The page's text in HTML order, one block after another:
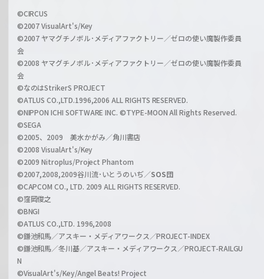
a
r
z
i
l
h
a
n
l
©CIRCUS
©2007 VisualArt's/Key
©2007 ヤマグチノボル･メディアファクトリー／ゼロの使い魔製作委員
会
©2008 ヤマグチノボル･メディアファクトリー／ゼロの使い魔製作委員
会
©なのはStrikerS PROJECT
©ATLUS CO.,LTD.1996,2006 ALL RIGHTS RESERVED.
©NIPPON ICHI SOFTWARE INC. ©TYPE-MOON All Rights Reserved.
©SEGA
©2005、2009 美水かがみ／角川書店
©2008 VisualArt's/Key
©2009 Nitroplus/Project Phantom
©2007,2008,2009谷川流･いとうのいぢ／SOS団
©CAPCOM CO., LTD. 2009 ALL RIGHTS RESERVED.
©窪岡俊之
©BNGI
©ATLUS CO.,LTD. 1996,2008
©鎌池和馬／アスキー・メディアワークス／PROJECT-INDEX
©鎌池和馬／冬川基／アスキー・メディアワークス／PROJECT-RAILGU
N
©VisualArt's/Key/Angel Beats! Project